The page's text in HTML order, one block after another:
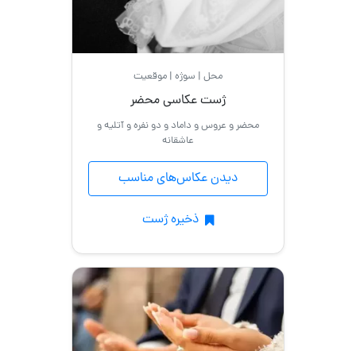
محل | سوژه | موقعیت
ژست عکاسی محضر
محضر و عروس و داماد و دو نفره و آتلیه و
عاشقانه
دیدن عکاس‌های مناسب
ذخیره ژست